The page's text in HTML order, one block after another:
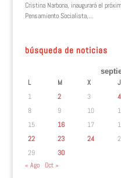
Cristina Narbona, inaugurará el
Pensamiento Socialista,...
búsqueda de noticias
L M X J
1
2 3 4
8
9 10
15
16 17
22
23 24
29
30
« Ago Oct »